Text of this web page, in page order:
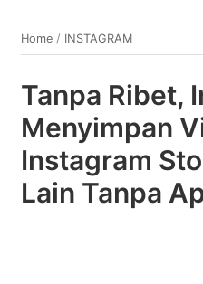
Home / INSTAGRAM
Tanpa Ribet,
Menyimpan
Instagram
Lain Tanpa